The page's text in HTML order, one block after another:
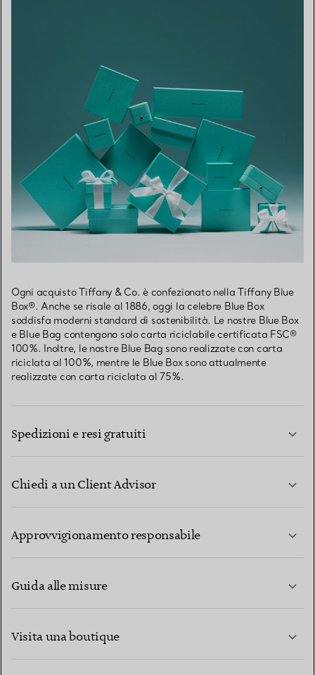
Ogni acquisto Tiffany & Co. è confezionato nella Tiffany Blue
Box®. Anche se risale al 1886, oggi la celebre Blue Box
soddisfa moderni standard di sostenibilità. Le nostre Blue Box
e Blue Bag contengono solo carta riciclabile certificata FSC®
100%. Inoltre, le nostre Blue Bag sono realizzate con carta
riciclata al 100%, mentre le Blue Box sono attualmente
realizzate con carta riciclata al 75%.
Spedizioni e resi gratuiti
Chiedi a un Client Advisor
Approvvigionamento responsabile
Guida alle misure
Visita una boutique